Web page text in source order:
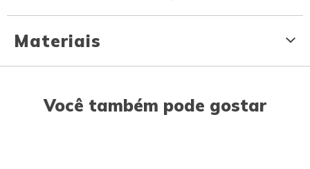
Materiais
Você também pode gostar